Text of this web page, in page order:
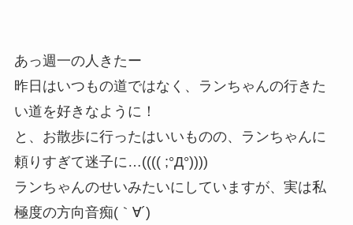
あっ週一の人きたー
昨日はいつもの道ではなく、ランちゃんの行きた
い道を好きなように！
と、お散歩に行ったはいいものの、ランちゃんに
頼りすぎて迷子に…(((( ;°Д°))))
ランちゃんのせいみたいにしていますが、実は私
極度の方向音痴(｀∀´)